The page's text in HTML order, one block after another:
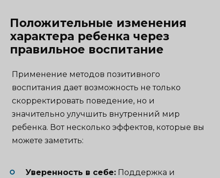
Положительные изменения
характера ребенка через
правильное воспитание
Применение методов позитивного
воспитания дает возможность не только
скорректировать поведение, но и
значительно улучшить внутренний мир
ребенка. Вот несколько эффектов, которые вы
можете заметить:
Уверенность в себе: Поддержка и